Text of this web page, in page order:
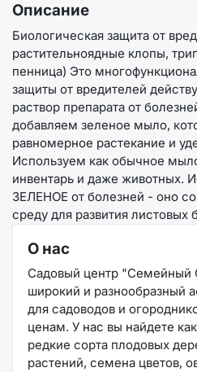
Описание
Биологическая защита от
растительноядные клопы,
пенница) Это
защиты от вредителей
раствор препарата от
добавляем зеленое мыло,
равномерное растекание и
Используем как обычное
инвентарь и даже животных.
ЗЕЛЕНОЕ от болезней - оно
среду для развития листовых
О нас
Садовый центр "Семейный
широкий и разнообразный
для садоводов и
ценам. У нас вы найдете
редкие сорта плодовых
растений, семена цветов,